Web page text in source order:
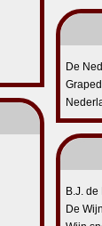
De
B.J.
De